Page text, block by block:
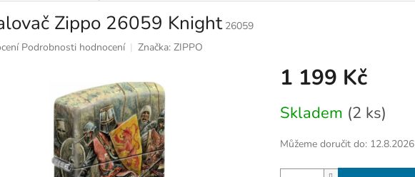
Zippo 26059 Knight 26059
Podrobnosti hodnocení Značka: ZIPPO
1 199 Kč
cena:
Skladem (2 ks)
Můžeme doručit do: 12.8.2026